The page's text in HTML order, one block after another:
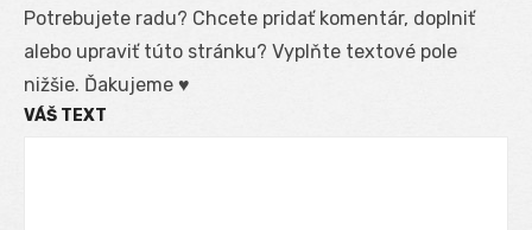
Potrebujete radu? Chcete pridať komentár, doplniť
alebo upraviť túto stránku? Vyplňte textové pole
nižšie. Ďakujeme ♥
VÁŠ TEXT